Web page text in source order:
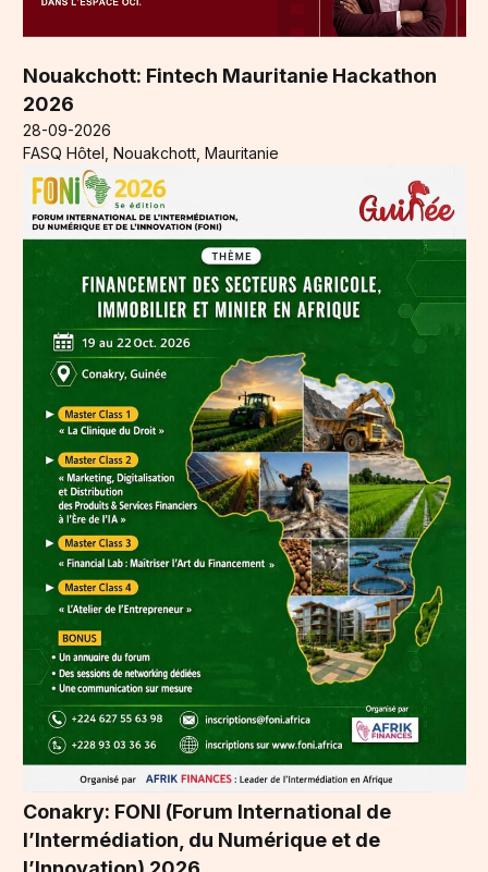
Nouakchott: Fintech Mauritanie Hackathon
2026
28-09-2026
FASQ Hôtel, Nouakchott, Mauritanie
Conakry: FONI (Forum International de
l’Intermédiation, du Numérique et de